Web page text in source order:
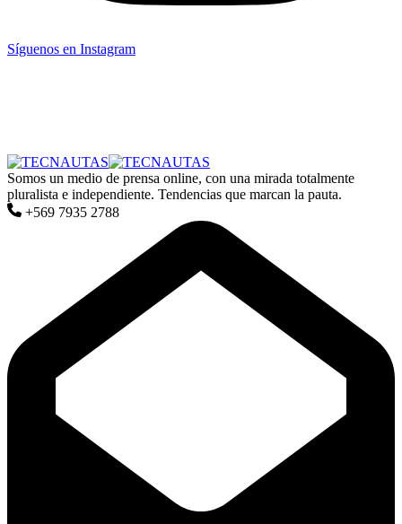
Síguenos en Instagram
Somos un medio de prensa online, con una mirada totalmente
pluralista e independiente. Tendencias que marcan la pauta.
+569 7935 2788